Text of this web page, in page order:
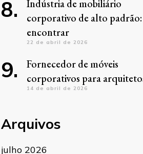
Indústria de mobiliário
corporativo de alto
encontrar
22 de abril de 2026
Fornecedor de móveis
corporativos para
14 de abril de 2026
Arquivos
julho 2026